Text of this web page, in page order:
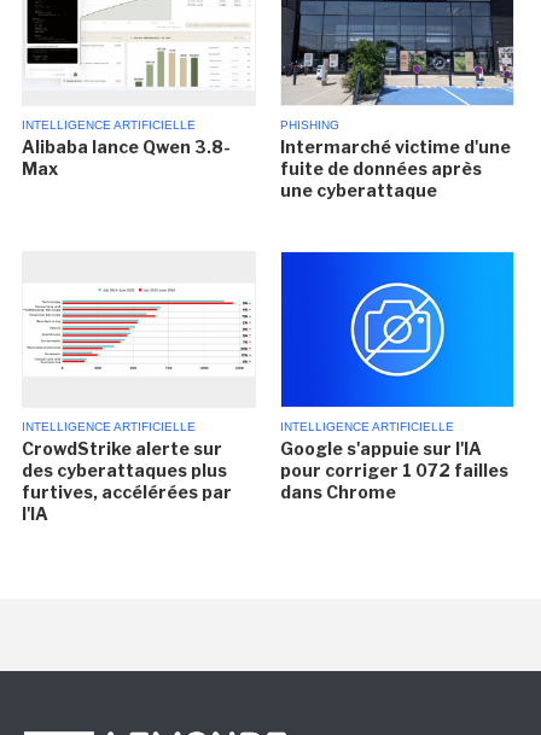
INTELLIGENCE ARTIFICIELLE
Alibaba lance Qwen 3.8-
Max
PHISHING
Intermarché victime d'une
fuite de données après
une cyberattaque
INTELLIGENCE ARTIFICIELLE
CrowdStrike alerte sur
des cyberattaques plus
furtives, accélérées par
l'IA
INTELLIGENCE ARTIFICIELLE
Google s'appuie sur l'IA
pour corriger 1 072 failles
dans Chrome